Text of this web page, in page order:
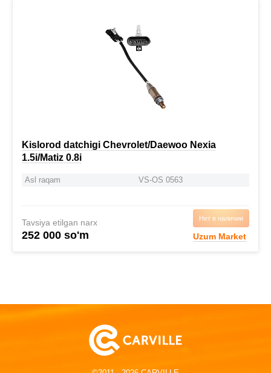
Kislorod datchigi Chevrolet/Daewoo Nexia
1.5i/Matiz 0.8i
Asl raqam VS-OS 0563
Tavsiya etilgan narx
252 000 so'm
Нет в наличии
Uzum Market